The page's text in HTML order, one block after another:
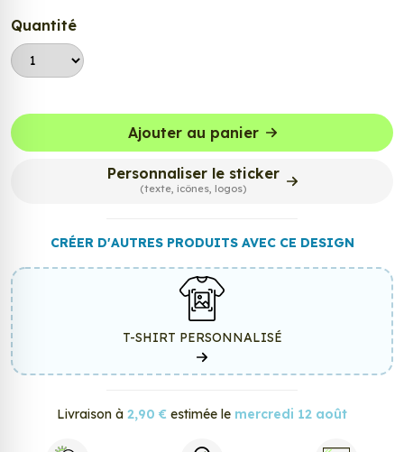
Quantité
Ajouter au panier
Personnaliser le sticker
(texte, icônes, logos)
CRÉER D'AUTRES PRODUITS AVEC CE DESIGN
T-SHIRT PERSONNALISÉ
Livraison à 2,90 € estimée le mercredi 12 août